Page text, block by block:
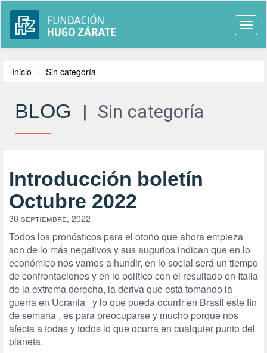
Inicio Sin categoría
BLOG | Sin categoría
Introducción boletín
Octubre 2022
30 septiembre, 2022
Todos los pronósticos para el otoño que ahora empieza
son de lo más negativos y sus augurios indican que en lo
económico nos vamos a hundir, en lo social será un tiempo
de confrontaciones y en lo político con el resultado en Italia
de la extrema derecha, la deriva que está tomando la
guerra en Ucrania y lo que pueda ocurrir en Brasil este fin
de semana , es para preocuparse y mucho porque nos
afecta a todas y todos lo que ocurra en cualquier punto del
planeta.